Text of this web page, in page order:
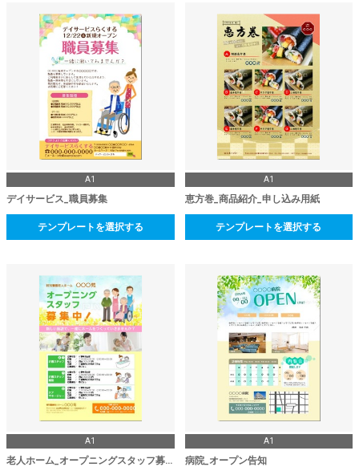
A1
デイサービス_職員募集
テンプレートを選択する
A1
恵方巻_商品紹介_申し込み用紙
テンプレートを選択する
A1
老人ホーム_オープニングスタッフ募集
A1
病院_オープン告知